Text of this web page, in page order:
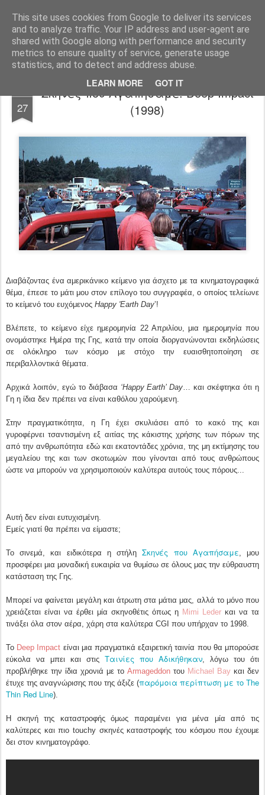
This site uses cookies from Google to deliver its services
and to analyze traffic. Your IP address and user-agent are
shared with Google along with performance and security
metrics to ensure quality of service, generate usage
statistics, and to detect and address abuse.
LEARN MORE GOT IT
FilmBoy
27
Σκηνές που Αγαπήσαμε: Deep Impact
(1998)
Διαβάζοντας ένα αμερικάνικο κείμενο για άσχετο με τα κινηματογραφικά
θέμα, έπεσε το μάτι μου στον επίλογο του συγγραφέα, ο οποίος τελείωνε
το κείμενό του ευχόμενος Happy 'Earth Day’!
Βλέπετε, το κείμενο είχε ημερομηνία 22 Απριλίου, μια ημερομηνία που
ονομάστηκε Ημέρα της Γης, κατά την οποία διοργανώνονται εκδηλώσεις
σε ολόκληρο των κόσμο με στόχο την ευαισθητοποίηση σε
περιβαλλοντικά θέματα.
Αρχικά λοιπόν, εγώ το διάβασα ‘Happy Earth’ Day… και σκέφτηκα ότι η
Γη η ίδια δεν πρέπει να είναι καθόλου χαρούμενη.
Στην πραγματικότητα, η Γη έχει σκυλιάσει από το κακό της και
γυροφέρνει τσαντισμένη εξ αιτίας της κάκιστης χρήσης των πόρων της
από την ανθρωπότητα εδώ και εκατοντάδες χρόνια, της μη εκτίμησης του
μεγαλείου της και των σκοτωμών που γίνονται από τους ανθρώπους
ώστε να μπορούν να χρησιμοποιούν καλύτερα αυτούς τους πόρους...
Αυτή δεν είναι ευτυχισμένη.
Εμείς γιατί θα πρέπει να είμαστε;
Το σινεμά, και ειδικότερα η στήληΣκηνές που Αγαπήσαμε, μου
προσφέρει μια μοναδική ευκαιρία να θυμίσω σε όλους μας την εύθραυστη
κατάσταση της Γης.
Μπορεί να φαίνεται μεγάλη και άτρωτη στα μάτια μας, αλλά το μόνο που
χρειάζεται είναι να έρθει μία σκηνοθέτις όπως η Mimi Leder και να τα
τινάξει όλα στον αέρα, χάρη στα καλύτερα CGI που υπήρχαν το 1998.
Το Deep Impact είναι μια πραγματικά εξαιρετική ταινία που θα μπορούσε
εύκολα να μπει και στις Ταινίες που Αδικήθηκαν, λόγω του ότι
προβλήθηκε την ίδια χρονιά με το Armageddon του Michael Bay και δεν
έτυχε της αναγνώρισης που της άξιζε (παρόμοια περίπτωση με το The
Thin Red Line).
Η σκηνή της καταστροφής όμως παραμένει για μένα μία από τις
καλύτερες και πιο touchy σκηνές καταστροφής του κόσμου που έχουμε
δει στον κινηματογράφο.